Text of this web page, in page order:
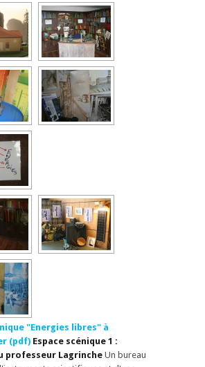
"Energies libres" à
(pdf) Espace scénique 1 :
professeur Lagrinche Un bureau